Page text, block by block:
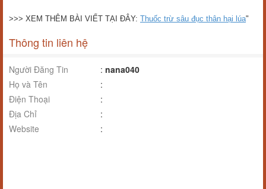
>>> XEM THÊM BÀI VIẾT TẠI ĐÂY: Thuốc trừ sâu đục thân hại lúa"
Thông tin liên hệ
Người Đăng Tin : nana040
Họ và Tên
:
Điện Thoại
:
Địa Chỉ
:
Website
: